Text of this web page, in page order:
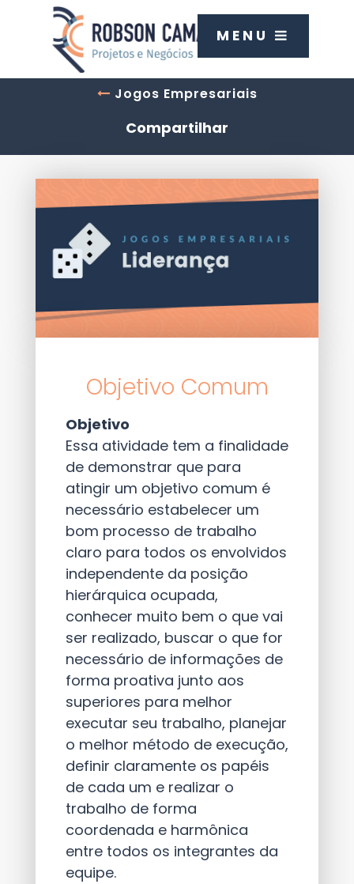
MENU
Jogos Empresariais
Compartilhar
Objetivo Comum
Objetivo
Essa atividade tem a finalidade
de demonstrar que para
atingir um objetivo comum é
necessário estabelecer um
bom processo de trabalho
claro para todos os envolvidos
independente da posição
hierárquica ocupada,
conhecer muito bem o que vai
ser realizado, buscar o que for
necessário de informações de
forma proativa junto aos
superiores para melhor
executar seu trabalho, planejar
o melhor método de execução,
definir claramente os papéis
de cada um e realizar o
trabalho de forma
coordenada e harmônica
entre todos os integrantes da
equipe.